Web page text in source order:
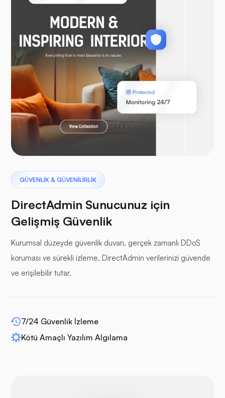
WooTicaret
Laravel
Pterodaktil
tampon paneller
WP-genişletme
GÜVENLİK & GÜVENİLİRLİK
DirectAdmin Sunucunuz için
Gelişmiş Güvenlik
Kurumsal düzeyde güvenlik duvarı, gerçek zamanlı DDoS
koruması ve sürekli izleme, DirectAdmin verilerinizi güvende
ve erişilebilir tutar.
7/24 Güvenlik İzleme
Kötü Amaçlı Yazılım Algılama